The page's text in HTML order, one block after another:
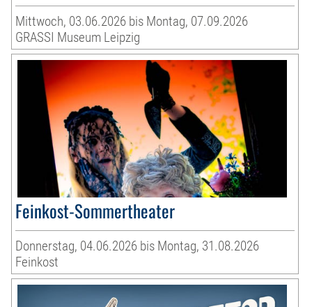
Mittwoch, 03.06.2026 bis Montag, 07.09.2026
GRASSI Museum Leipzig
Feinkost-Sommertheater
Donnerstag, 04.06.2026 bis Montag, 31.08.2026
Feinkost